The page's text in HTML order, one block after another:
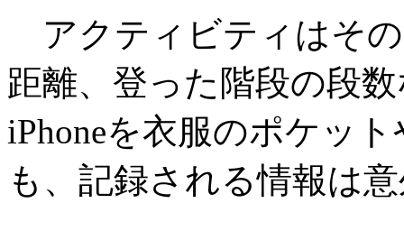
アクティビティはそ
距離、登った階段の段
iPhoneを衣服のポケッ
も、記録される情報は